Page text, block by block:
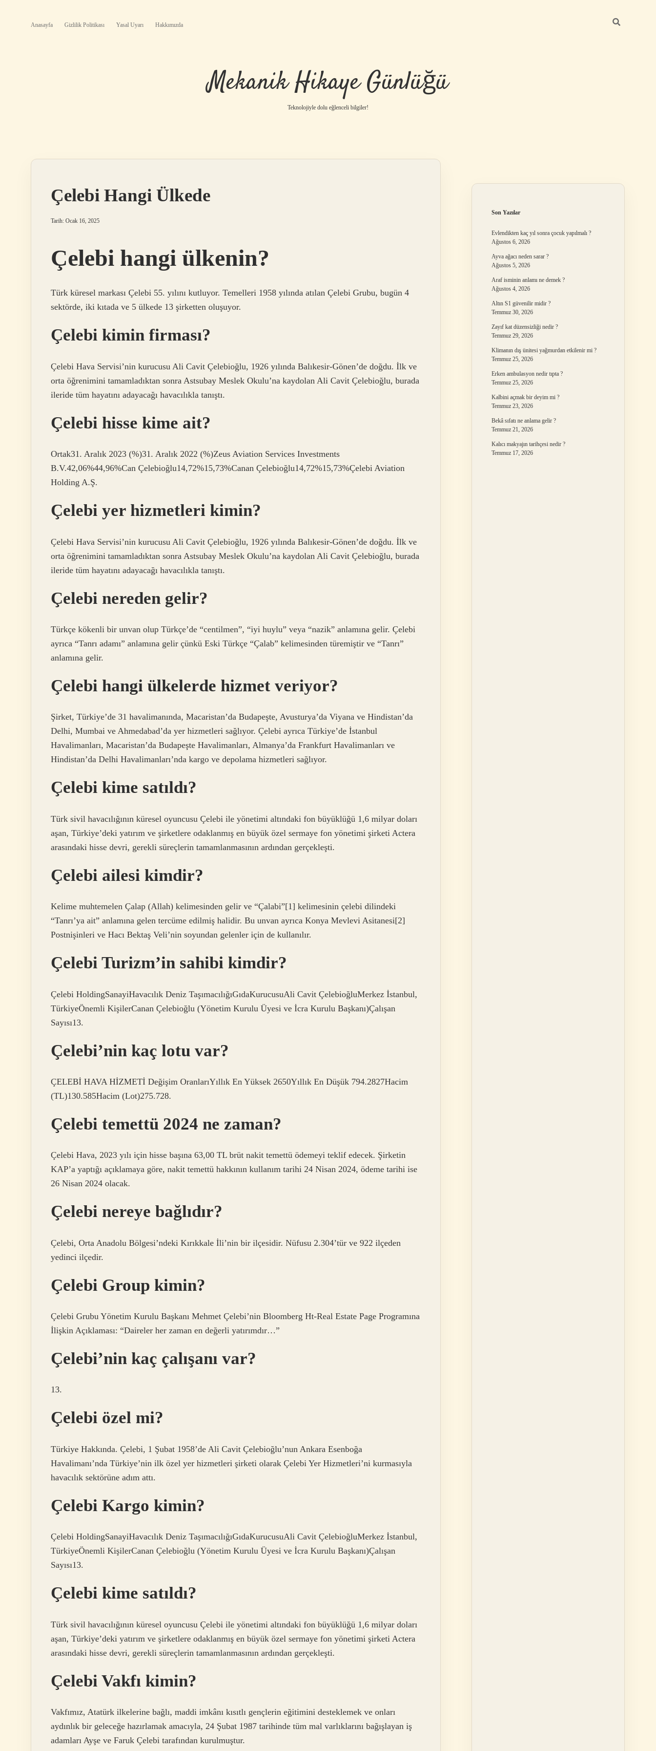
Anasayfa Gizlilik Politikası Yasal Uyarı Hakkımızda
Mekanik Hikaye Günlüğü
Teknolojiyle dolu eğlenceli bilgiler!
Çelebi Hangi Ülkede
Tarih: Ocak 16, 2025
Çelebi hangi ülkenin?
Türk küresel markası Çelebi 55. yılını kutluyor. Temelleri 1958 yılında atılan Çelebi Grubu, bugün 4
sektörde, iki kıtada ve 5 ülkede 13 şirketten oluşuyor.
Çelebi kimin firması?
Çelebi Hava Servisi’nin kurucusu Ali Cavit Çelebioğlu, 1926 yılında Balıkesir-Gönen’de doğdu. İlk ve
orta öğrenimini tamamladıktan sonra Astsubay Meslek Okulu’na kaydolan Ali Cavit Çelebioğlu, burada
ileride tüm hayatını adayacağı havacılıkla tanıştı.
Çelebi hisse kime ait?
Ortak31. Aralık 2023 (%)31. Aralık 2022 (%)Zeus Aviation Services Investments
B.V.42,06%44,96%Can Çelebioğlu14,72%15,73%Canan Çelebioğlu14,72%15,73%Çelebi Aviation
Holding A.Ş.
Çelebi yer hizmetleri kimin?
Çelebi Hava Servisi’nin kurucusu Ali Cavit Çelebioğlu, 1926 yılında Balıkesir-Gönen’de doğdu. İlk ve
orta öğrenimini tamamladıktan sonra Astsubay Meslek Okulu’na kaydolan Ali Cavit Çelebioğlu, burada
ileride tüm hayatını adayacağı havacılıkla tanıştı.
Çelebi nereden gelir?
Türkçe kökenli bir unvan olup Türkçe’de “centilmen”, “iyi huylu” veya “nazik” anlamına gelir. Çelebi
ayrıca “Tanrı adamı” anlamına gelir çünkü Eski Türkçe “Çalab” kelimesinden türemiştir ve “Tanrı”
anlamına gelir.
Çelebi hangi ülkelerde hizmet veriyor?
Şirket, Türkiye’de 31 havalimanında, Macaristan’da Budapeşte, Avusturya’da Viyana ve Hindistan’da
Delhi, Mumbai ve Ahmedabad’da yer hizmetleri sağlıyor. Çelebi ayrıca Türkiye’de İstanbul
Havalimanları, Macaristan’da Budapeşte Havalimanları, Almanya’da Frankfurt Havalimanları ve
Hindistan’da Delhi Havalimanları’nda kargo ve depolama hizmetleri sağlıyor.
Çelebi kime satıldı?
Türk sivil havacılığının küresel oyuncusu Çelebi ile yönetimi altındaki fon büyüklüğü 1,6 milyar doları
aşan, Türkiye’deki yatırım ve şirketlere odaklanmış en büyük özel sermaye fon yönetimi şirketi Actera
arasındaki hisse devri, gerekli süreçlerin tamamlanmasının ardından gerçekleşti.
Çelebi ailesi kimdir?
Kelime muhtemelen Çalap (Allah) kelimesinden gelir ve “Çalabi”[1] kelimesinin çelebi dilindeki
“Tanrı’ya ait” anlamına gelen tercüme edilmiş halidir. Bu unvan ayrıca Konya Mevlevi Asitanesi[2]
Postnişinleri ve Hacı Bektaş Veli’nin soyundan gelenler için de kullanılır.
Çelebi Turizm’in sahibi kimdir?
Çelebi HoldingSanayiHavacılık Deniz TaşımacılığıGıdaKurucusuAli Cavit ÇelebioğluMerkez İstanbul,
TürkiyeÖnemli KişilerCanan Çelebioğlu (Yönetim Kurulu Üyesi ve İcra Kurulu Başkanı)Çalışan
Sayısı13.
Çelebi’nin kaç lotu var?
ÇELEBİ HAVA HİZMETİ Değişim OranlarıYıllık En Yüksek 2650Yıllık En Düşük 794.2827Hacim
(TL)130.585Hacim (Lot)275.728.
Çelebi temettü 2024 ne zaman?
Çelebi Hava, 2023 yılı için hisse başına 63,00 TL brüt nakit temettü ödemeyi teklif edecek. Şirketin
KAP’a yaptığı açıklamaya göre, nakit temettü hakkının kullanım tarihi 24 Nisan 2024, ödeme tarihi ise
26 Nisan 2024 olacak.
Çelebi nereye bağlıdır?
Çelebi, Orta Anadolu Bölgesi’ndeki Kırıkkale İli’nin bir ilçesidir. Nüfusu 2.304’tür ve 922 ilçeden
yedinci ilçedir.
Çelebi Group kimin?
Çelebi Grubu Yönetim Kurulu Başkanı Mehmet Çelebi’nin Bloomberg Ht-Real Estate Page Programına
İlişkin Açıklaması: “Daireler her zaman en değerli yatırımdır…”
Çelebi’nin kaç çalışanı var?
13.
Çelebi özel mi?
Türkiye Hakkında. Çelebi, 1 Şubat 1958’de Ali Cavit Çelebioğlu’nun Ankara Esenboğa
Havalimanı’nda Türkiye’nin ilk özel yer hizmetleri şirketi olarak Çelebi Yer Hizmetleri’ni kurmasıyla
havacılık sektörüne adım attı.
Çelebi Kargo kimin?
Çelebi HoldingSanayiHavacılık Deniz TaşımacılığıGıdaKurucusuAli Cavit ÇelebioğluMerkez İstanbul,
TürkiyeÖnemli KişilerCanan Çelebioğlu (Yönetim Kurulu Üyesi ve İcra Kurulu Başkanı)Çalışan
Sayısı13.
Çelebi kime satıldı?
Türk sivil havacılığının küresel oyuncusu Çelebi ile yönetimi altındaki fon büyüklüğü 1,6 milyar doları
aşan, Türkiye’deki yatırım ve şirketlere odaklanmış en büyük özel sermaye fon yönetimi şirketi Actera
arasındaki hisse devri, gerekli süreçlerin tamamlanmasının ardından gerçekleşti.
Çelebi Vakfı kimin?
Vakfımız, Atatürk ilkelerine bağlı, maddi imkânı kısıtlı gençlerin eğitimini desteklemek ve onları
aydınlık bir geleceğe hazırlamak amacıyla, 24 Şubat 1987 tarihinde tüm mal varlıklarını bağışlayan iş
adamları Ayşe ve Faruk Çelebi tarafından kurulmuştur.
Son Yazılar
Evlendikten kaç yıl sonra çocuk yapılmalı ?
Ağustos 6, 2026
Ayva ağacı neden sarar ?
Ağustos 5, 2026
Araf isminin anlamı ne demek ?
Ağustos 4, 2026
Altın S1 güvenilir midir ?
Temmuz 30, 2026
Zayıf kat düzensizliği nedir ?
Temmuz 29, 2026
Klimanın dış ünitesi yağmurdan etkilenir mi ?
Temmuz 25, 2026
Erken ambulasyon nedir tıpta ?
Temmuz 25, 2026
Kalbini açmak bir deyim mi ?
Temmuz 23, 2026
Bekâ sıfatı ne anlama gelir ?
Temmuz 21, 2026
Kalıcı makyajın tarihçesi nedir ?
Temmuz 17, 2026